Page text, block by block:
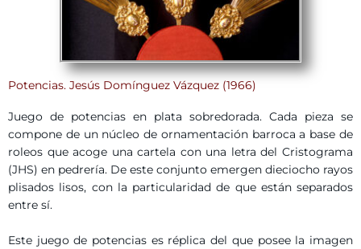
Potencias. Jesús Domínguez Vázquez (1966)
Juego de potencias en plata sobredorada. Cada pieza se
compone de un núcleo de ornamentación barroca a base de
roleos que acoge una cartela con una letra del Cristograma
(JHS) en pedrería. De este conjunto emergen dieciocho rayos
plisados lisos, con la particularidad de que están separados
entre sí.
Este juego de potencias es réplica del que posee la imagen